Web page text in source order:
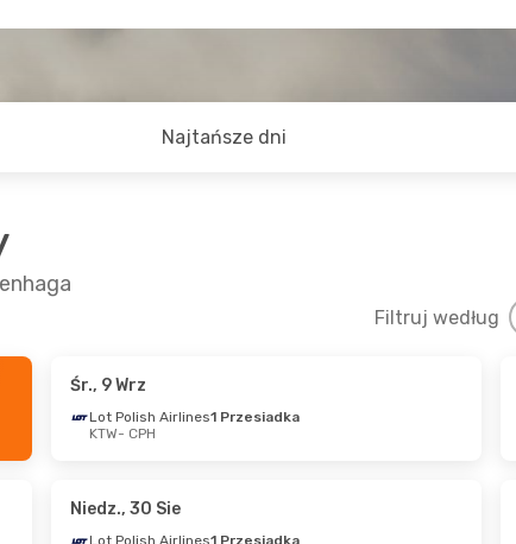
Najtańsze dni
Filtruj według
1 Przesiadka
Śr., 9 Wrz
Lot Polish Airlines1 Przesiadka
KTW- CPH
Niedz., 30 Sie
Lot Polish Airlines1 Przesiadka